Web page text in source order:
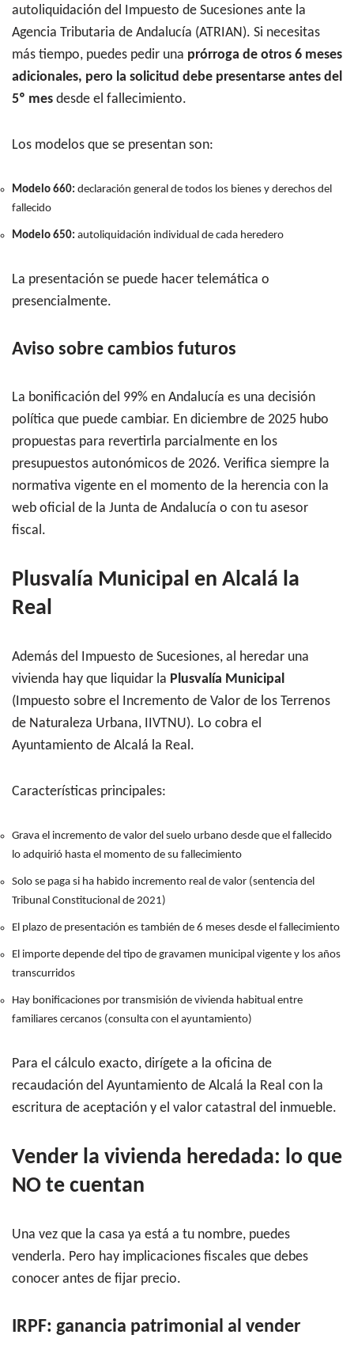
autoliquidación del Impuesto de Sucesiones ante la
Agencia Tributaria de Andalucía (ATRIAN). Si necesitas
más tiempo, puedes pedir una prórroga de otros 6 meses
adicionales, pero la solicitud debe presentarse antes del
5º mes desde el fallecimiento.
Los modelos que se presentan son:
Modelo 660: declaración general de todos los bienes y derechos del
fallecido
Modelo 650: autoliquidación individual de cada heredero
La presentación se puede hacer telemática o
presencialmente.
Aviso sobre cambios futuros
La bonificación del 99% en Andalucía es una decisión
política que puede cambiar. En diciembre de 2025 hubo
propuestas para revertirla parcialmente en los
presupuestos autonómicos de 2026. Verifica siempre la
normativa vigente en el momento de la herencia con la
web oficial de la Junta de Andalucía o con tu asesor
fiscal.
Plusvalía Municipal en Alcalá la
Real
Además del Impuesto de Sucesiones, al heredar una
vivienda hay que liquidar la Plusvalía Municipal
(Impuesto sobre el Incremento de Valor de los Terrenos
de Naturaleza Urbana, IIVTNU). Lo cobra el
Ayuntamiento de Alcalá la Real.
Características principales:
Grava el incremento de valor del suelo urbano desde que el fallecido
lo adquirió hasta el momento de su fallecimiento
Solo se paga si ha habido incremento real de valor (sentencia del
Tribunal Constitucional de 2021)
El plazo de presentación es también de 6 meses desde el fallecimiento
El importe depende del tipo de gravamen municipal vigente y los años
transcurridos
Hay bonificaciones por transmisión de vivienda habitual entre
familiares cercanos (consulta con el ayuntamiento)
Para el cálculo exacto, dirígete a la oficina de
recaudación del Ayuntamiento de Alcalá la Real con la
escritura de aceptación y el valor catastral del inmueble.
Vender la vivienda heredada: lo que
NO te cuentan
Una vez que la casa ya está a tu nombre, puedes
venderla. Pero hay implicaciones fiscales que debes
conocer antes de fijar precio.
IRPF: ganancia patrimonial al vender